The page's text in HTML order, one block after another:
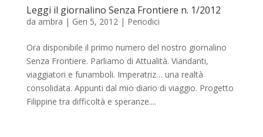
Leggi il giornalino Senza Frontiere n. 1/2012
da ambra | Gen 5, 2012| Periodici
Ora disponibile il primo numero del nostro giornalino
Senza Frontiere. Parliamo di Attualità. Viandanti,
viaggiatori e funamboli. Imperatriz… una realtà
consolidata. Appunti dal mio diario di viaggio. Progetto
Filippine tra difficoltà e speranze....